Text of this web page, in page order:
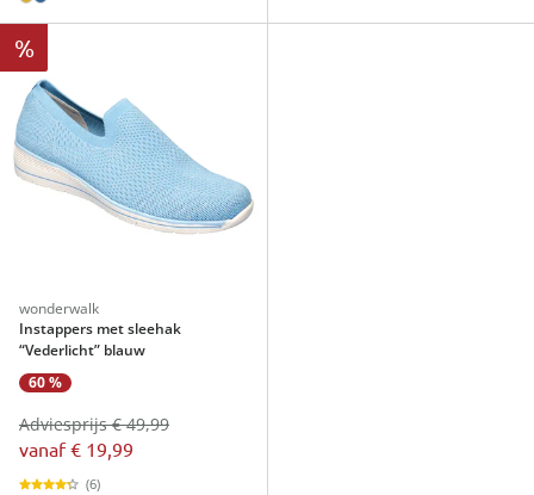
%
wonderwalk
Instappers met sleehak
“Vederlicht” blauw
60 %
vanaf€ 19,99
Adviesprijs € 49,99
(6)